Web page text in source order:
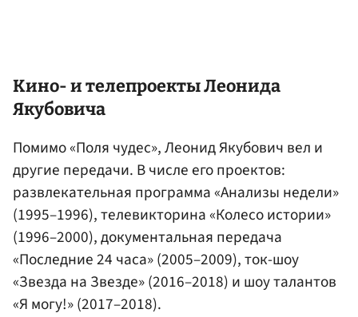
Кино- и телепроекты Леонида
Якубовича
Помимо «Поля чудес», Леонид Якубович вел и
другие передачи. В числе его проектов:
развлекательная программа «Анализы недели»
(1995–1996), телевикторина «Колесо истории»
(1996–2000), документальная передача
«Последние 24 часа» (2005–2009), ток-шоу
«Звезда на Звезде» (2016–2018) и шоу талантов
«Я могу!» (2017–2018).